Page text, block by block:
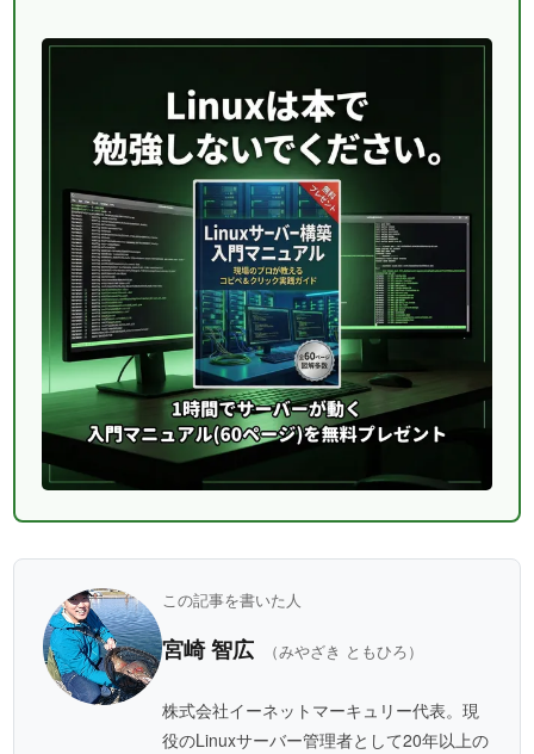
この記事を書いた人
宮崎 智広 （みやざき ともひろ）
株式会社イーネットマーキュリー代表。現
役のLinuxサーバー管理者として20年以上の